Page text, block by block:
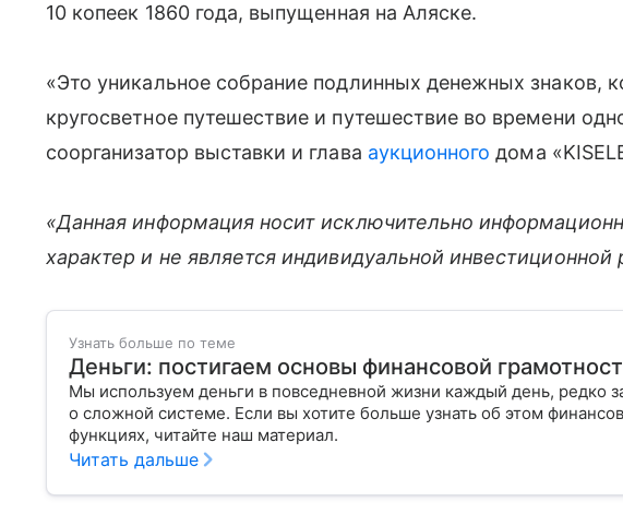
10 копеек 1860 года, выпущенная на Аляске.
«Это уникальное собрание подлинных денежных знаков,
кругосветное путешествие и путешествие во времени
соорганизатор выставки и глава аукционного дома
«Данная информация носит исключительно
характер и не является индивидуальной
Узнать больше по теме
Деньги: постигаем основы финансовой
Мы используем деньги в повседневной жизни каждый день, редко
о сложной системе. Если вы хотите больше узнать об этом
функциях, читайте наш материал.
Читать дальше